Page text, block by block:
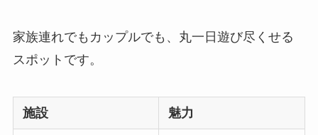
家族連れでもカップルでも、丸一日遊び尽くせる
スポットです。
施設 魅力